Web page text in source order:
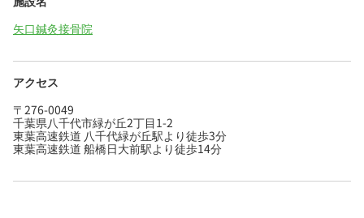
矢口鍼灸接骨院
アクセス
〒276-0049
千葉県八千代市緑が丘2丁目1-2
東葉高速鉄道 八千代緑が丘駅より徒歩3分
東葉高速鉄道 船橋日大前駅より徒歩14分